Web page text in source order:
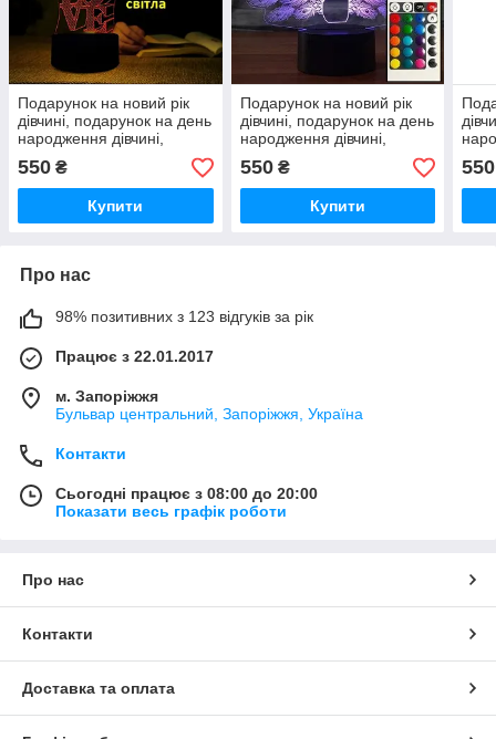
Подарунок на новий рік
дівчині, подарунок на день
народження дівчині,
подарунок на 14 лютого
дівчині
550 ₴
Купити
Подарунок на новий рік
дівчині, подарунок на день
народження дівчині,
подарунок на 14 лютого
дівчині
550₴
Купити
550
Про нас
98% позитивних з 123 відгуків за рік
Працює з 22.01.2017
м. Запоріжжя
Бульвар центральний, Запоріжжя, Україна
Контакти
Сьогодні працює з 08:00 до 20:00
Показати весь графік роботи
Про нас
Контакти
Доставка та оплата